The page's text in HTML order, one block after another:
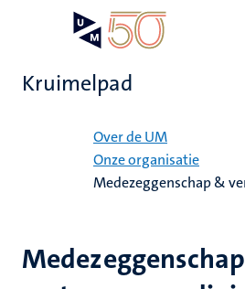
Kruimelpad
Over de UM
Onze organisatie
Medezeggenschap &